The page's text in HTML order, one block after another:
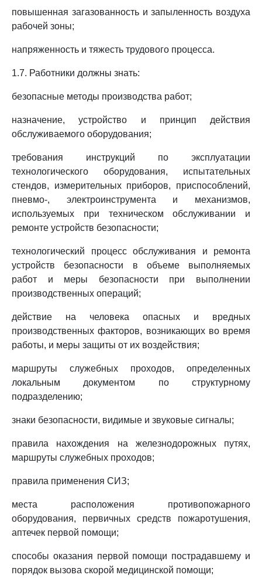
повышенная загазованность и запыленность воздуха
рабочей зоны;
напряженность и тяжесть трудового процесса.
1.7. Работники должны знать:
безопасные методы производства работ;
назначение, устройство и принцип действия
обслуживаемого оборудования;
требования инструкций по эксплуатации
технологического оборудования, испытательных
стендов, измерительных приборов, приспособлений,
пневмо-, электроинструмента и механизмов,
используемых при техническом обслуживании и
ремонте устройств безопасности;
технологический процесс обслуживания и ремонта
устройств безопасности в объеме выполняемых
работ и меры безопасности при выполнении
производственных операций;
действие на человека опасных и вредных
производственных факторов, возникающих во время
работы, и меры защиты от их воздействия;
маршруты служебных проходов, определенных
локальным документом по структурному
подразделению;
знаки безопасности, видимые и звуковые сигналы;
правила нахождения на железнодорожных путях,
маршруты служебных проходов;
правила применения СИЗ;
места расположения противопожарного
оборудования, первичных средств пожаротушения,
аптечек первой помощи;
способы оказания первой помощи пострадавшему и
порядок вызова скорой медицинской помощи;